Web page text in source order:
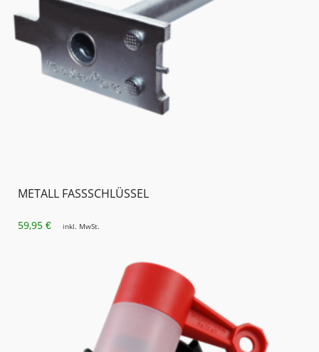
METALL FASSSCHLÜSSEL
59,95 € inkl. MwSt.